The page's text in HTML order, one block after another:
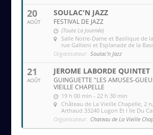
20
AOÛT
SOULAC'N JAZZ
FESTIVAL DE JAZZ
(Toute La Journée)
Salle Notre-Dame et Basilique de
rue Gallieni et Esplanade de la
Organisateur: Soulac'n Jazz
21
AOÛT
JEROME LABORDE QUINTET
GUINGUETTE "LES AMUSES-
VIEILLE CHAPELLE
19 h 00 min - 22 h 30 min
Château de La Vieille Chapelle, 2
Arthaud 33240 Lugon Et l Ile Du
Organisateur: Chateau de La Vieille